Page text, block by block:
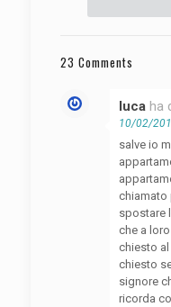
23 Comments
luca ha
10/02/
salve io
chiamato
spostare
che a
chiesto
chiesto
signore
ricorda